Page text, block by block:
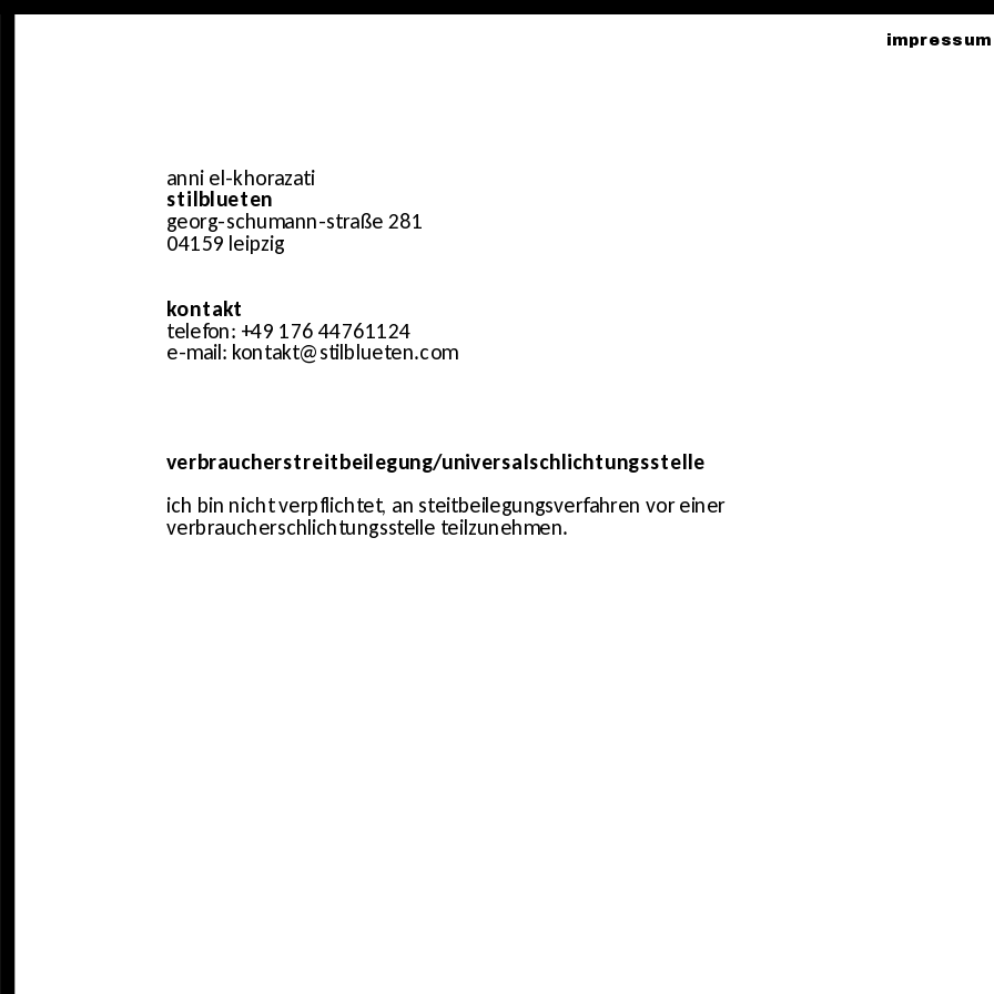
anni el-khorazati
stilblueten
georg-schumann-straße 281
04159 leipzig
kontakt
telefon: +49 176 44761124
e-mail: kontakt@stilblueten.com
verbraucherstreitbeilegung/universalschlichtungsstelle
ich bin nicht verpflichtet, an steitbeilegungsverfahren vor einer
verbraucherschlichtungsstelle teilzunehmen.